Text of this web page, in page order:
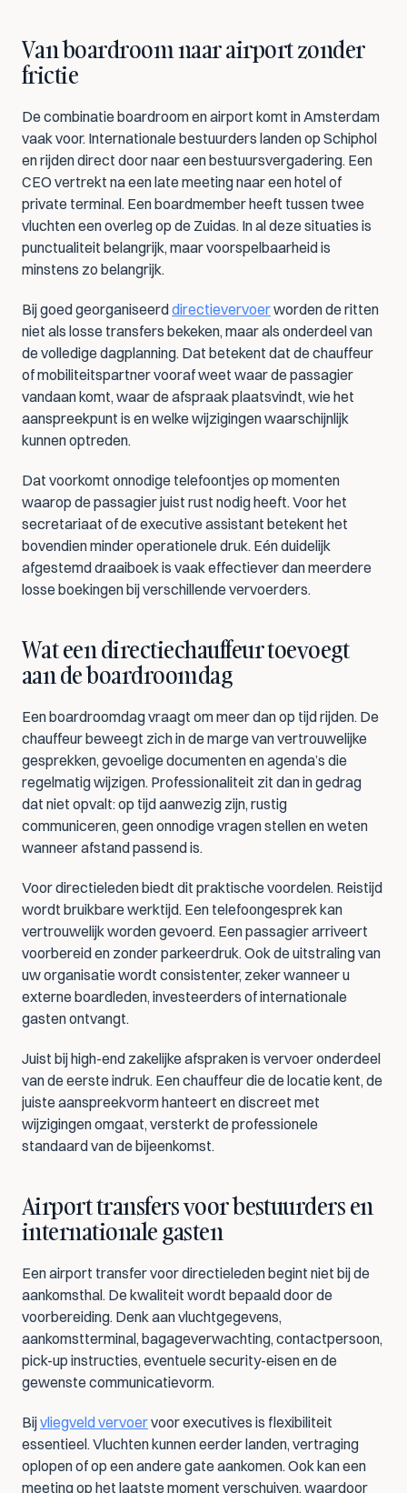
Van boardroom naar airport zonder
frictie
De combinatie boardroom en airport komt in Amsterdam
vaak voor. Internationale bestuurders landen op Schiphol
en rijden direct door naar een bestuursvergadering. Een
CEO vertrekt na een late meeting naar een hotel of
private terminal. Een boardmember heeft tussen twee
vluchten een overleg op de Zuidas. In al deze situaties is
punctualiteit belangrijk, maar voorspelbaarheid is
minstens zo belangrijk.
Bij goed georganiseerd directievervoer worden de ritten
niet als losse transfers bekeken, maar als onderdeel van
de volledige dagplanning. Dat betekent dat de chauffeur
of mobiliteitspartner vooraf weet waar de passagier
vandaan komt, waar de afspraak plaatsvindt, wie het
aanspreekpunt is en welke wijzigingen waarschijnlijk
kunnen optreden.
Dat voorkomt onnodige telefoontjes op momenten
waarop de passagier juist rust nodig heeft. Voor het
secretariaat of de executive assistant betekent het
bovendien minder operationele druk. Eén duidelijk
afgestemd draaiboek is vaak effectiever dan meerdere
losse boekingen bij verschillende vervoerders.
Wat een directiechauffeur toevoegt
aan de boardroomdag
Een boardroomdag vraagt om meer dan op tijd rijden. De
chauffeur beweegt zich in de marge van vertrouwelijke
gesprekken, gevoelige documenten en agenda’s die
regelmatig wijzigen. Professionaliteit zit dan in gedrag
dat niet opvalt: op tijd aanwezig zijn, rustig
communiceren, geen onnodige vragen stellen en weten
wanneer afstand passend is.
Voor directieleden biedt dit praktische voordelen. Reistijd
wordt bruikbare werktijd. Een telefoongesprek kan
vertrouwelijk worden gevoerd. Een passagier arriveert
voorbereid en zonder parkeerdruk. Ook de uitstraling van
uw organisatie wordt consistenter, zeker wanneer u
externe boardleden, investeerders of internationale
gasten ontvangt.
Juist bij high-end zakelijke afspraken is vervoer onderdeel
van de eerste indruk. Een chauffeur die de locatie kent, de
juiste aanspreekvorm hanteert en discreet met
wijzigingen omgaat, versterkt de professionele
standaard van de bijeenkomst.
Airport transfers voor bestuurders en
internationale gasten
Een airport transfer voor directieleden begint niet bij de
aankomsthal. De kwaliteit wordt bepaald door de
voorbereiding. Denk aan vluchtgegevens,
aankomstterminal, bagageverwachting, contactpersoon,
pick-up instructies, eventuele security-eisen en de
gewenste communicatievorm.
Bij vliegveld vervoer voor executives is flexibiliteit
essentieel. Vluchten kunnen eerder landen, vertraging
oplopen of op een andere gate aankomen. Ook kan een
meeting op het laatste moment verschuiven, waardoor